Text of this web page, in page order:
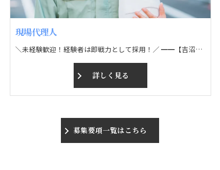
現場代理人
＼未経験歓迎！経験者は即戦力として採用！／ ━━【吉沼土木ってこんなトコ】━━ ▶1980年創業の土木建設会社！ ▶道路舗装や宅地造成、外構工事などに対応！ ▶大手ゼネコンと直接契約あり！仕事量安定！ ▶20代～60代まで幅広い年代が活躍中！ ▶現場は県内！直行直帰OK＆残業少なめ！ ━━━━【必見ポイント】━━━━ ◎事業拡大に伴う募集⇨安定した環境あり！ ◎ほとんどのスタッフが未経験スタート！ ◎昇給＆寸志年2回！頑張りは給与で還元！ ◎各種手当＆福利厚生充実！ ◎各種資格取得支援制度あり！ ≪仕事内容≫ 現場作業員として、各現場において様々な作業を進めていきます！ ▷▷自分のペースでステップアップ！ 未経験の方は現場作業員からスタート！ 頼れる先輩がイチから丁寧に教えるので、安心してチャレンジしてくださいね♪ 経験をお持ちの方は、即戦力として歓迎！
詳しく見る
募集要項一覧はこちら